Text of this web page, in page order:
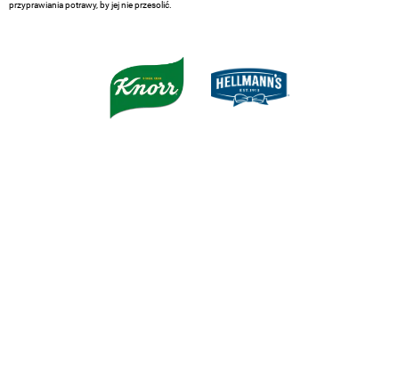
przyprawiania potrawy, by jej nie przesolić.